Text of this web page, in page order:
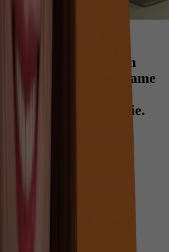
vyšetrenie je prvým
úsmevu. Využívame
RVG prístroje,
a lupové zväčšenie.
vyšetrenie?